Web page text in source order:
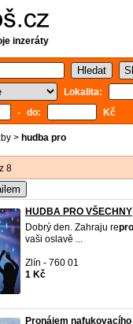
inzeráty
Lokalita:
- do: Kč
> hudba pro
8
HUDBA PRO VŠECHNY
Dobrý den. Zahraju repro
vaši oslavě ...
Zlín - 760 01
1 Kč
Pronájem nafukovacího